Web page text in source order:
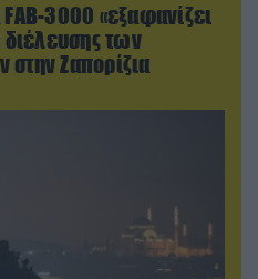
3000 «εξαφανίζει
διέλευσης των
Ζαπορίζια